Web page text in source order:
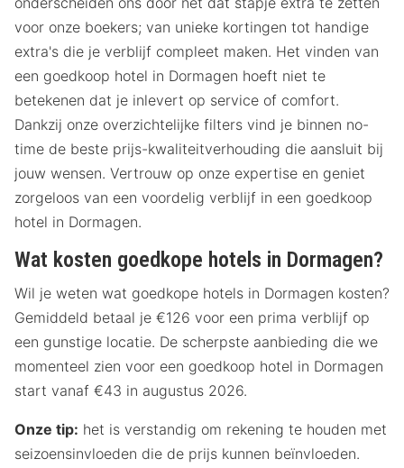
voor onze boekers; van unieke kortingen tot handige
extra's die je verblijf compleet maken. Het vinden van
een goedkoop hotel in Dormagen hoeft niet te
betekenen dat je inlevert op service of comfort.
Dankzij onze overzichtelijke filters vind je binnen no-
time de beste prijs-kwaliteitverhouding die aansluit bij
jouw wensen. Vertrouw op onze expertise en geniet
zorgeloos van een voordelig verblijf in een goedkoop
hotel in Dormagen.
Wat kosten goedkope hotels in Dormagen?
Wil je weten wat goedkope hotels in Dormagen kosten?
Gemiddeld betaal je €126 voor een prima verblijf op
een gunstige locatie. De scherpste aanbieding die we
momenteel zien voor een goedkoop hotel in Dormagen
start vanaf €43 in augustus 2026.
Onze tip: het is verstandig om rekening te houden met
seizoensinvloeden die de prijs kunnen beïnvloeden.